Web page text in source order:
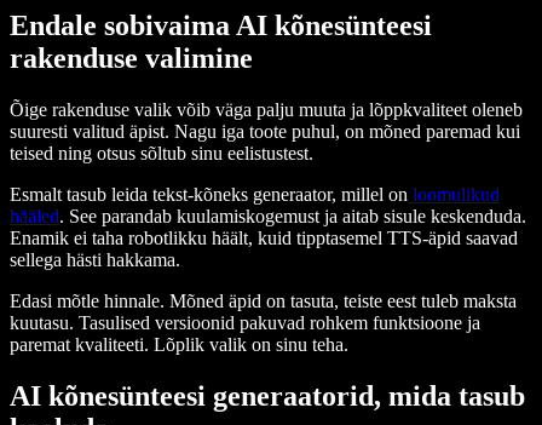
Endale sobivaima AI kõnesünteesi
rakenduse valimine
Õige rakenduse valik võib väga palju muuta ja lõppkvaliteet oleneb
suuresti valitud äpist. Nagu iga toote puhul, on mõned paremad kui
teised ning otsus sõltub sinu eelistustest.
Esmalt tasub leida tekst-kõneks generaator, millel on loomulikud
hääled. See parandab kuulamiskogemust ja aitab sisule keskenduda.
Enamik ei taha robotlikku häält, kuid tipptasemel TTS-äpid saavad
sellega hästi hakkama.
Edasi mõtle hinnale. Mõned äpid on tasuta, teiste eest tuleb maksta
kuutasu. Tasulised versioonid pakuvad rohkem funktsioone ja
paremat kvaliteeti. Lõplik valik on sinu teha.
AI kõnesünteesi generaatorid, mida tasub